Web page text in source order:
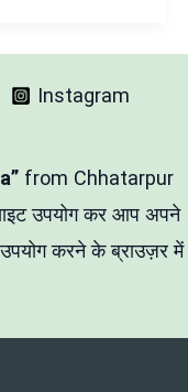
Instagram
from Chhatarpur
उपयोग कर आप अपने
करने के ब्राउज़र में